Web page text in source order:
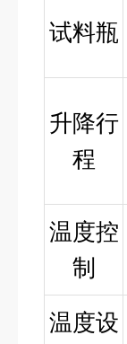
试料瓶
升降行
程
温度控
制
温度设